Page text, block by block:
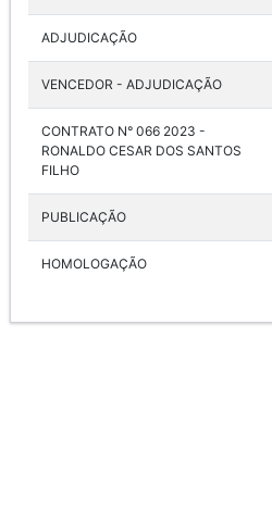
ADJUDICAÇÃO
VENCEDOR - ADJUDICAÇÃO
CONTRATO N° 066 2023 -
RONALDO CESAR DOS SANTOS
FILHO
PUBLICAÇÃO
HOMOLOGAÇÃO